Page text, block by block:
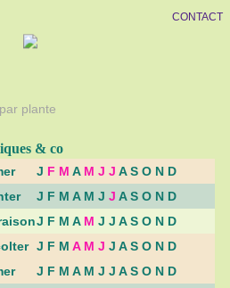
CONTACT
plante
& co
J F M A M J J A S O N D
J F M A M J J A S O N D
J F M A M J J A S O N D
J F M A M J J A S O N D
J F M A M J J A S O N D